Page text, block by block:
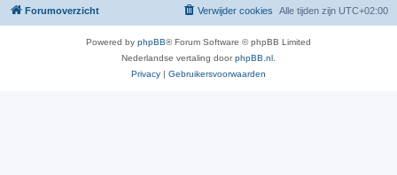
Forumoverzicht Alle tijden zijn UTC+02:00
Verwijder cookies
Powered by phpBB® Forum Software © phpBB Limited
Nederlandse vertaling doorphpBB.nl
Privacy | Gebruikersvoorwaarden